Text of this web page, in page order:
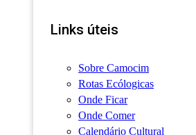
Links úteis
Sobre Camocim
Rotas Ecólogicas
Onde Ficar
Onde Comer
Calendário Cultural